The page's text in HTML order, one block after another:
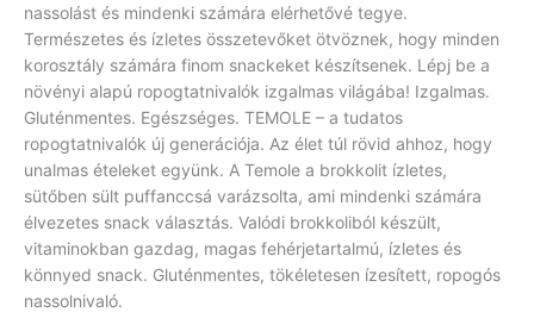
nassolást és mindenki számára elérhetővé tegye.
Természetes és ízletes összetevőket ötvöznek, hogy minden
korosztály számára finom snackeket készítsenek. Lépj be a
növényi alapú ropogtatnivalók izgalmas világába! Izgalmas.
Gluténmentes. Egészséges. TEMOLE – a tudatos
ropogtatnivalók új generációja. Az élet túl rövid ahhoz, hogy
unalmas ételeket együnk. A Temole a brokkolit ízletes,
sütőben sült puffanccsá varázsolta, ami mindenki számára
élvezetes snack választás. Valódi brokkoliból készült,
vitaminokban gazdag, magas fehérjetartalmú, ízletes és
könnyed snack. Gluténmentes, tökéletesen ízesített, ropogós
nassolnivaló.